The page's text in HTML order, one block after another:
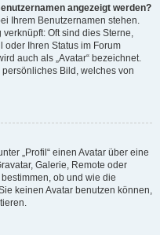
angezeigt werden?
Ihrem Benutzernamen stehen.
Oft sind dies Sterne,
oder Ihren Status im Forum
auch als „Avatar“ bezeichnet.
Bild, welches von
„Profil“ einen Avatar über eine
Galerie, Remote oder
ob und wie die
keinen Avatar benutzen können,